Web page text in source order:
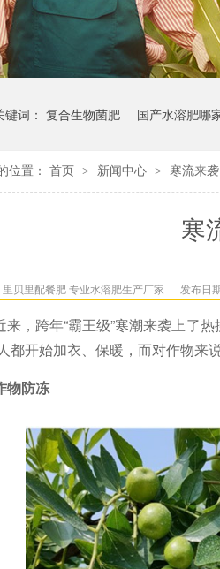
词： 复合生物菌肥 国产水溶肥哪
位置： 首页 > 新闻中心 > 寒流来
寒
里贝里配餐肥 专业水溶肥生产厂家 发布日
来，跨年“霸王级”寒潮来袭上了
都开始加衣、保暖，而对作物来
物防冻